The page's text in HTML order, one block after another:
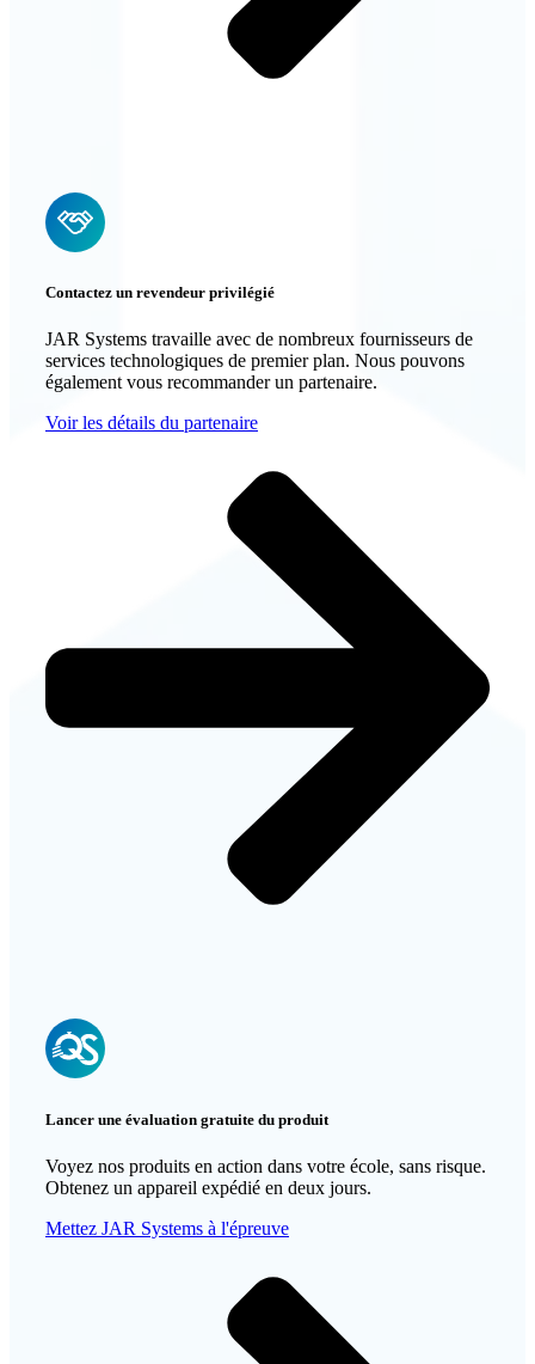
Contactez un revendeur privilégié
JAR Systems travaille avec de nombreux fournisseurs de
services technologiques de premier plan. Nous pouvons
également vous recommander un partenaire.
Voir les détails du partenaire
Lancer une évaluation gratuite du produit
Voyez nos produits en action dans votre école, sans risque.
Obtenez un appareil expédié en deux jours.
Mettez JAR Systems à l'épreuve